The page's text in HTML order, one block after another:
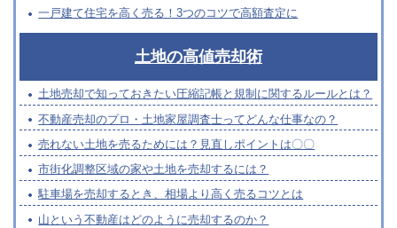
一戸建て住宅を高く売る！3つのコツで高額査定に
土地の高値売却術
土地売却で知っておきたい圧縮記帳と規制に関するルールとは？
不動産売却のプロ・土地家屋調査士ってどんな仕事なの？
売れない土地を売るためには？見直しポイントは〇〇
市街化調整区域の家や土地を売却するには？
駐車場を売却するとき、相場より高く売るコツとは
山という不動産はどのように売却するのか？